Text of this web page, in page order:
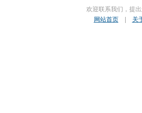
欢迎联系我们，提
网站首页| 关